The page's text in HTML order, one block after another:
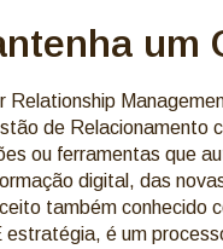
um
Relationship
de Relacionamento
ou ferramentas que
digital, das
também conhecido
estratégia, é um